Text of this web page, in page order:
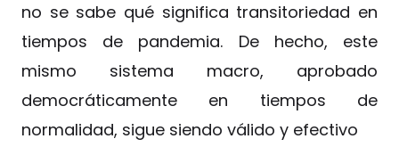
no se sabe qué significa transitoriedad en
tiempos de pandemia. De hecho, este
mismo sistema macro, aprobado
democráticamente en tiempos de
normalidad, sigue siendo válido y efectivo